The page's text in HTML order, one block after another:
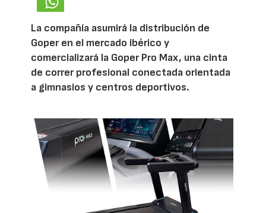
La compañía asumirá la distribución de
Goper en el mercado ibérico y
comercializará la Goper Pro Max, una cinta
de correr profesional conectada orientada
a gimnasios y centros deportivos.